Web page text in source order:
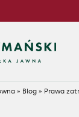
» Blog » Prawa